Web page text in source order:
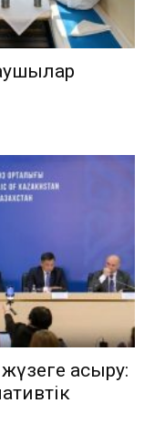
асыру: